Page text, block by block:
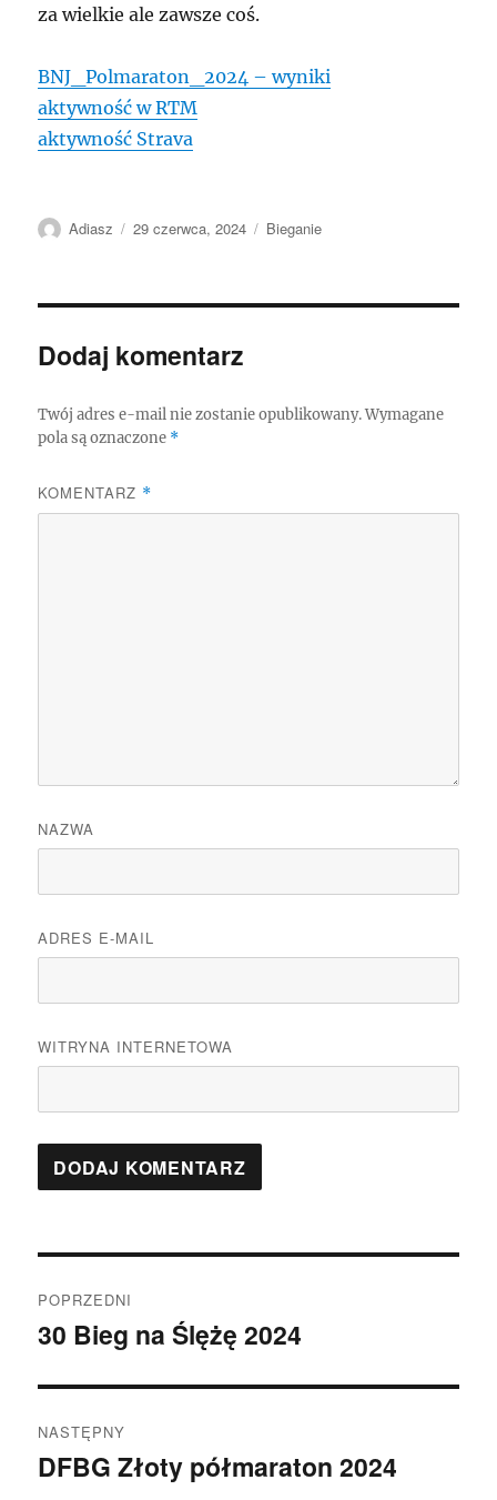
za wielkie ale zawsze coś.
BNJ_Polmaraton_2024 – wyniki
aktywność w RTM
aktywność Strava
Autor
Adiasz
Data
29 czerwca, 2024 Kategorie
Bieganie
Dodaj komentarz
Twój adres e-mail nie zostanie opublikowany. Wymagane
pola są oznaczone *
KOMENTARZ *
NAZWA
ADRES E-MAIL
WITRYNA INTERNETOWA
wpisu
POPRZEDNI
Poprzedni
30 Bieg na Ślężę 2024
NASTĘPNY
Następny
DFBG Złoty półmaraton 2024